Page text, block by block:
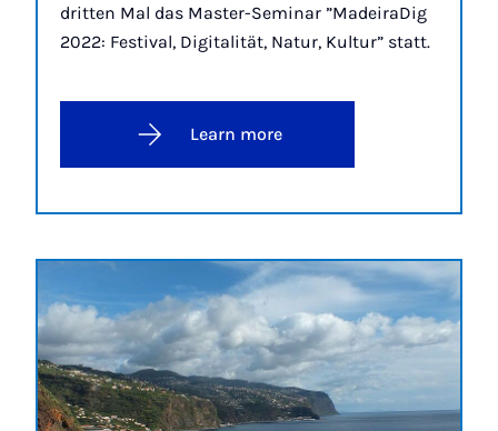
dritten Mal das Master-Seminar ”MadeiraDig
2022: Festival, Digitalität, Natur, Kultur” statt.
Learn more